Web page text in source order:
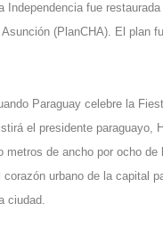
Independencia fue
(PlanCHA). El plan
Paraguay celebre la
el presidente paraguayo,
metros de ancho por ocho
urbano de la capital
ciudad.